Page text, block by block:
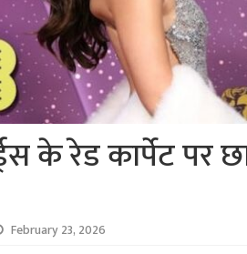
के रेड कार्पेट पर
February 23, 2026